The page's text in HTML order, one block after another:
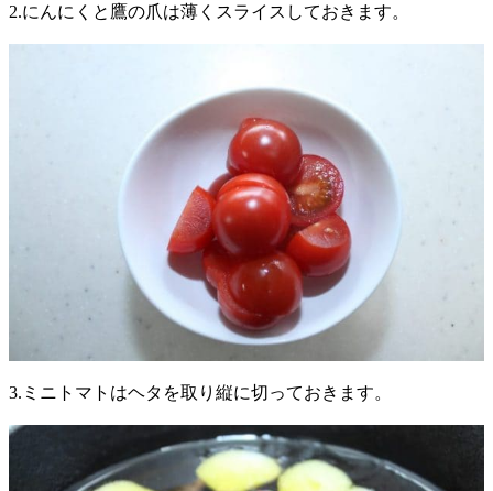
2.にんにくと鷹の爪は薄くスライスしておきます。
3.ミニトマトはヘタを取り縦に切っておきます。